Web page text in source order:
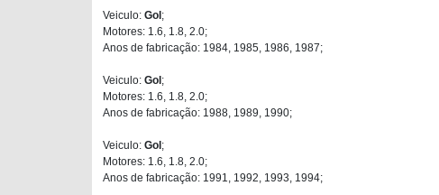
Veiculo: Gol;
Motores: 1.6, 1.8, 2.0;
Anos de fabricação: 1984, 1985, 1986, 1987;
Veiculo: Gol;
Motores: 1.6, 1.8, 2.0;
Anos de fabricação: 1988, 1989, 1990;
Veiculo: Gol;
Motores: 1.6, 1.8, 2.0;
Anos de fabricação: 1991, 1992, 1993, 1994;